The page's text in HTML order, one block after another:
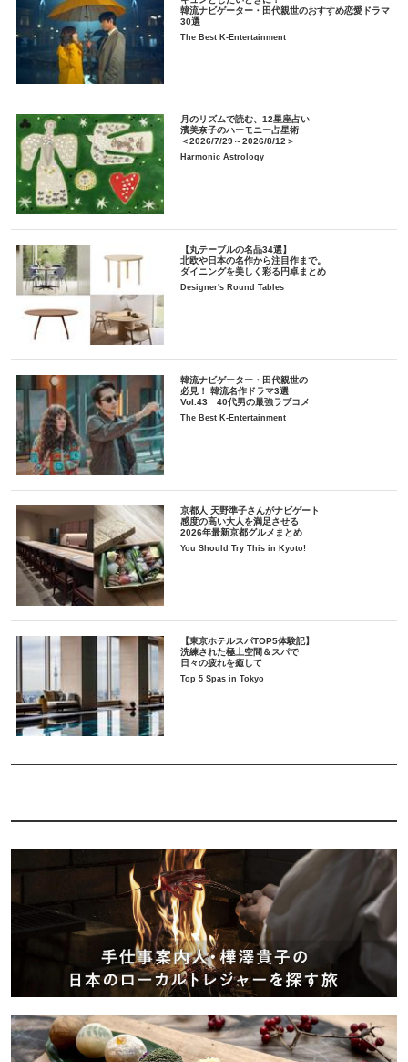
韓流ナビゲーター・田代親世のおすすめ恋愛ドラマ
30選
The Best K-Entertainment
月のリズムで読む、12星座占い
濱美奈子のハーモニー占星術
＜2026/7/29～2026/8/12＞
Harmonic Astrology
【丸テーブルの名品34選】
北欧や日本の名作から注目作まで。
ダイニングを美しく彩る円卓まとめ
Designer's Round Tables
韓流ナビゲーター・田代親世の
必見！ 韓流名作ドラマ3選
Vol.43 40代男の最強ラブコメ
The Best K-Entertainment
京都人 天野準子さんがナビゲート
感度の高い大人を満足させる
2026年最新京都グルメまとめ
You Should Try This in Kyoto!
【東京ホテルスパTOP5体験記】
洗練された極上空間＆スパで
日々の疲れを癒して
Top 5 Spas in Tokyo